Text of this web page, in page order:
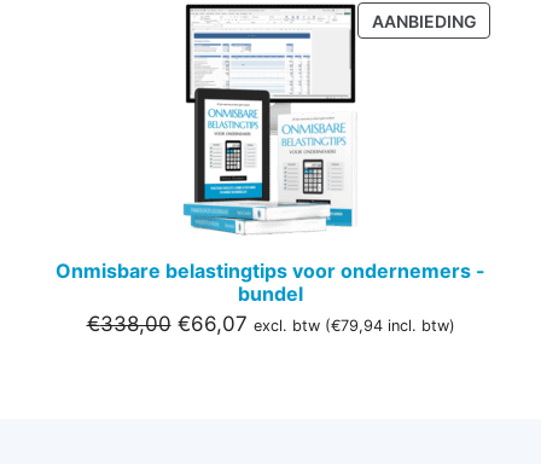
AANBIEDING
IN
Onmisbare belastingtips voor ondernemers -
bundel
€338,00 Oorspronkelijke
€66,07Huidige
excl. btw (€79,94incl. btw)